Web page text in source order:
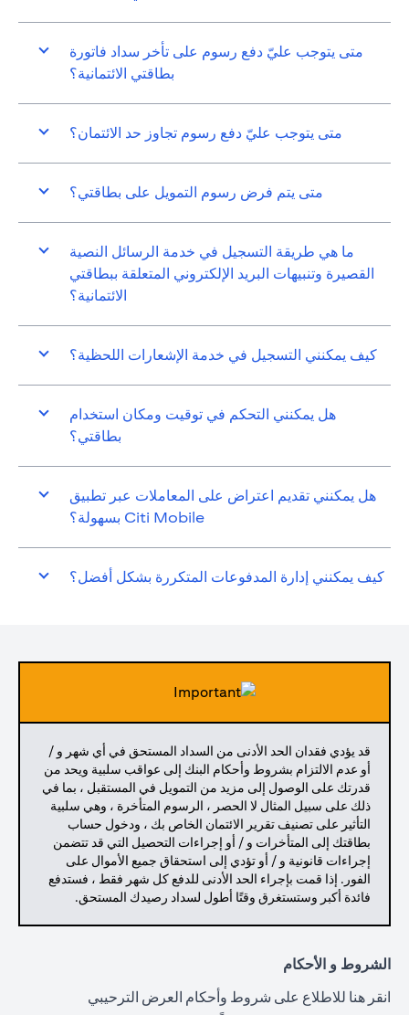
متى يتوجب عليّ دفع رسوم على تأخر سداد فاتورة
بطاقتي الائتمانية؟
متى يتوجب عليّ دفع رسوم تجاوز حد الائتمان؟
متى يتم فرض رسوم التمويل على بطاقتي؟
ما هي طريقة التسجيل في خدمة الرسائل النصية
القصيرة وتنبيهات البريد الإلكتروني المتعلقة ببطاقتي
الائتمانية؟
كيف يمكنني التسجيل في خدمة الإشعارات اللحظية؟
هل يمكنني التحكم في توقيت ومكان استخدام
بطاقتي؟
هل يمكنني تقديم اعتراض على المعاملات عبر تطبيق
Citi Mobile بسهولة؟
كيف يمكنني إدارة المدفوعات المتكررة بشكل أفضل؟
قد يؤدي فقدان الحد الأدنى من السداد المستحق في أي شهر و /
أو عدم الالتزام بشروط وأحكام البنك إلى عواقب سلبية ويحد من
قدرتك على الوصول إلى مزيد من التمويل في المستقبل ، بما في
ذلك على سبيل المثال لا الحصر ، الرسوم المتأخرة ، وهي سلبية
التأثير على تصنيف تقرير الائتمان الخاص بك ، ودخول حساب
بطاقتك إلى المتأخرات و / أو إجراءات التحصيل التي قد تتضمن
إجراءات قانونية و / أو تؤدي إلى استحقاق جميع الأموال على
الفور. إذا قمت بإجراء الحد الأدنى للدفع كل شهر فقط ، فستدفع
فائدة أكبر وستستغرق وقتًا أطول لسداد رصيدك المستحق.
الشروط و الأحكام
انقر هنا للاطلاع على شروط وأحكام العرض الترحيبي